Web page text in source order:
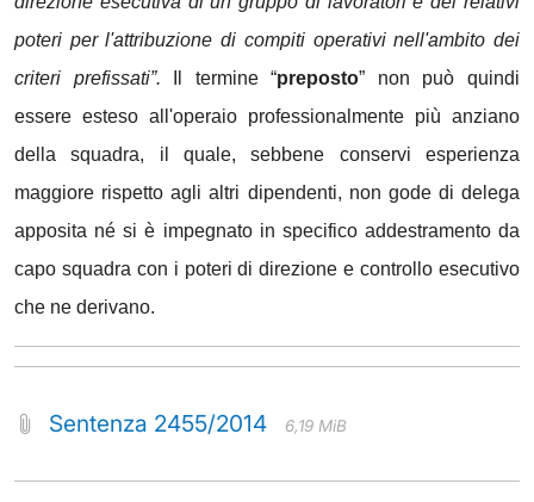
poteri per l'attribuzione di compiti operativi nell'ambito dei
criteri prefissati”. Il termine “preposto” non può quindi
essere esteso all'operaio professionalmente più anziano
della squadra, il quale, sebbene conservi esperienza
maggiore rispetto agli altri dipendenti, non gode di delega
apposita né si è impegnato in specifico addestramento da
capo squadra con i poteri di direzione e controllo esecutivo
che ne derivano.
Sentenza 2455/2014 6,19 MiB